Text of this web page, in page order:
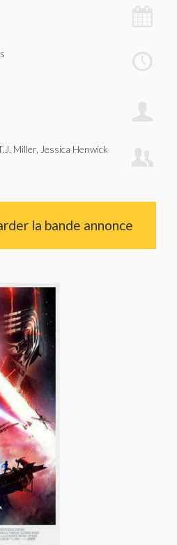
Miller, Jessica Henwick
la bande annonce